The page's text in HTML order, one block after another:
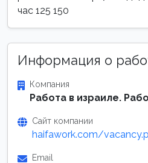
час 125 150
Информация о
Компания
Работа в израиле.
Сайт компании
haifawork.com/
Email